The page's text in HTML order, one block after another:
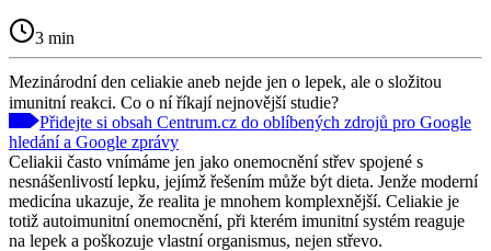
3 min
Mezinárodní den celiakie aneb nejde jen o lepek, ale o složitou
imunitní reakci. Co o ní říkají nejnovější studie?
Přidejte si obsah Centrum.cz do oblíbených zdrojů pro Google
hledání a Google zprávy
Celiakii často vnímáme jen jako onemocnění střev spojené s
nesnášenlivostí lepku, jejímž řešením může být dieta. Jenže moderní
medicína ukazuje, že realita je mnohem komplexnější. Celiakie je
totiž autoimunitní onemocnění, při kterém imunitní systém reaguje
na lepek a poškozuje vlastní organismus, nejen střevo.